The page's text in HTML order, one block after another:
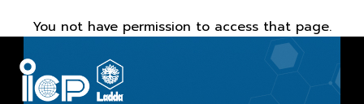
You not have permission to access that page.